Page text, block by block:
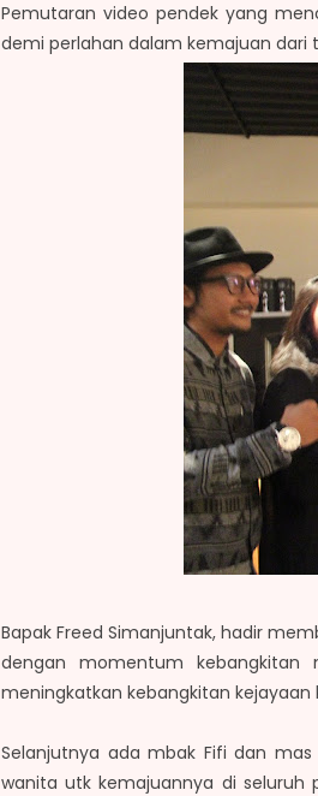
Pemutaran video pendek yang
demi perlahan dalam kemajuan
Bapak Freed Simanjuntak, hadir
dengan momentum kebangkitan
meningkatkan kebangkitan kejayaan
Selanjutnya ada mbak Fifi dan
wanita utk kemajuannya di seluruh